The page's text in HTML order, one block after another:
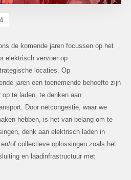
de komende jaren focussen op het
elektrisch vervoer op
locaties. Op
jaren een toenemende behoefte zijn
te laden, te denken aan
Door netcongestie, waar we
hebben, is het van belang om te
denk aan elektrisch laden in
of collectieve oplossingen zoals het
en laadinfrastructuur met